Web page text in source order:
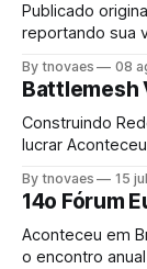
Publicado
reportando sua
da autora. Os próximos dois dias serão emocionantes, este
era o meu
de junho. Minha
By tnovaes 08
Battlemesh
Construindo
lucrar Aconteceu entre 8 a 14 de Julho de 2019, em Paris,
Mesh,
página na
evento tem
By tnovaes 15
14o Fórum
Aconteceu em
o encontro